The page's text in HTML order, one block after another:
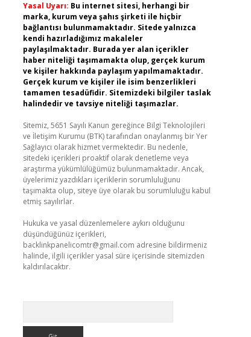
Yasal Uyarı: Bu internet sitesi, herhangi bir
marka, kurum veya şahıs şirketi ile hiçbir
bağlantısı bulunmamaktadır. Sitede yalnızca
kendi hazırladığımız makaleler
paylaşılmaktadır. Burada yer alan içerikler
haber niteliği taşımamakta olup, gerçek kurum
ve kişiler hakkında paylaşım yapılmamaktadır.
Gerçek kurum ve kişiler ile isim benzerlikleri
tamamen tesadüfidir. Sitemizdeki bilgiler taslak
halindedir ve tavsiye niteliği taşımazlar.
Sitemiz, 5651 Sayılı Kanun gereğince Bilgi Teknolojileri
ve İletişim Kurumu (BTK) tarafından onaylanmış bir Yer
Sağlayıcı olarak hizmet vermektedir. Bu nedenle,
sitedeki içerikleri proaktif olarak denetleme veya
araştırma yükümlülüğümüz bulunmamaktadır. Ancak,
üyelerimiz yazdıkları içeriklerin sorumluluğunu
taşımakta olup, siteye üye olarak bu sorumluluğu kabul
etmiş sayılırlar.
Hukuka ve yasal düzenlemelere aykırı olduğunu
düşündüğünüz içerikleri,
backlinkpanelicomtr@gmail.com adresine bildirmeniz
halinde, ilgili içerikler yasal süre içerisinde sitemizden
kaldırılacaktır.